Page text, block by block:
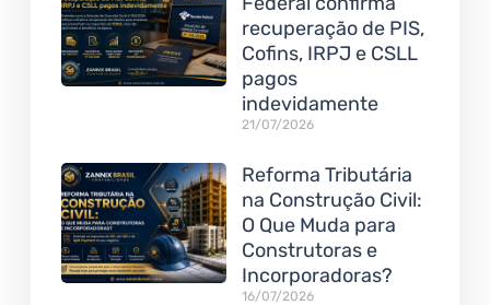
recuperação de PIS,
Cofins, IRPJ e CSLL
pagos
indevidamente
21/07/2026
Reforma Tributária
na Construção Civil:
O Que Muda para
Construtoras e
Incorporadoras?
16/07/2026